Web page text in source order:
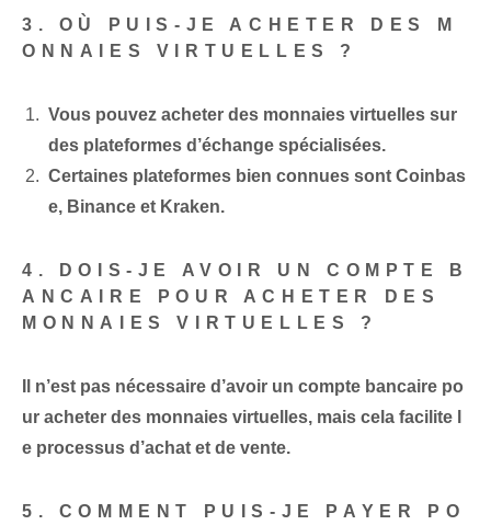
3. OÙ PUIS-JE ACHETER DES M
ONNAIES VIRTUELLES ?
Vous pouvez acheter des monnaies virtuelles sur
des plateformes d’échange spécialisées.
Certaines plateformes bien connues sont Coinbas
e, Binance et Kraken.
4. DOIS-JE AVOIR UN COMPTE B
ANCAIRE POUR ACHETER DES
MONNAIES VIRTUELLES ?
Il n’est pas nécessaire d’avoir un compte bancaire po
ur acheter des monnaies virtuelles, mais cela facilite l
e processus d’achat et de vente.
5. COMMENT PUIS-JE PAYER PO